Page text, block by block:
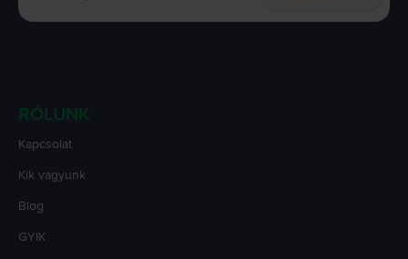
RÓLUNK
Kapcsolat
Kik vagyunk
Blog
GYIK